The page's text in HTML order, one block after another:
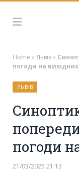
Home »Львів»
погоди на вихідних
ЛЬВІВ
погоди
21/03/2025 21:13